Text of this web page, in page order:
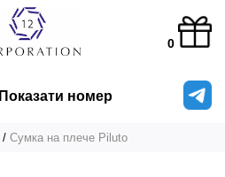
0
Показати номер
Сумка на плече Piluto